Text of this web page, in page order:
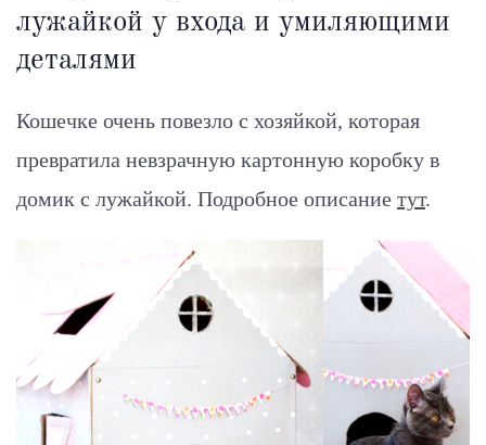
лужайкой у входа и умиляющими
деталями
Кошечке очень повезло с хозяйкой, которая
превратила невзрачную картонную коробку в
домик с лужайкой. Подробное описание тут.